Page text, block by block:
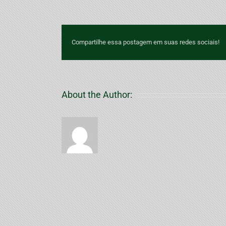
Compartilhe essa postagem em suas redes sociais!
About the Author: